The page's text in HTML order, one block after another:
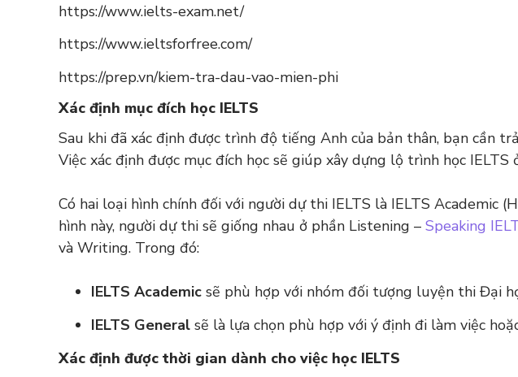
https://www.ielts-exam.net/
https://www.ieltsforfree.com/
https://prep.vn/kiem-tra-dau-vao-mien-phi
Xác định mục đích học IELTS
Sau khi đã xác định được trình độ tiếng Anh của bản thân, bạn cần
Việc xác định được mục đích học sẽ giúp xây dựng lộ trình học IELTS
Có hai loại hình chính đối với người dự thi IELTS là IELTS Academic
hình này, người dự thi sẽ giống nhau ở phần Listening – Speaking
và Writing. Trong đó:
IELTS Academic sẽ phù hợp với nhóm đối tượng luyện thi Đại
IELTS General sẽ là lựa chọn phù hợp với ý định đi làm việc
Xác định được thời gian dành cho việc học IELTS